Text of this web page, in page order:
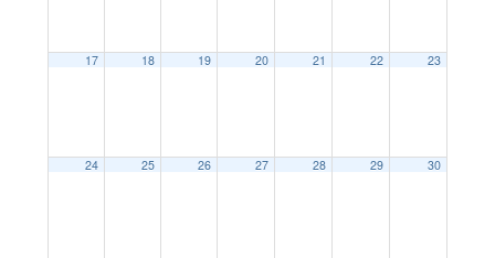
17 18 19 20 21 22 23
24 25 26 27 28 29 30